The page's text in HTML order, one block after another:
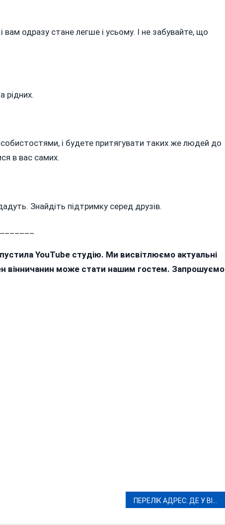
вам одразу стане легше і усьому. І не забувайте, що
рідних.
і будете притягувати таких же людей до
в вас самих.
Знайдіть підтримку серед друзів.
YouTube студію. Ми висвітлюємо актуальні
вінничанин може стати нашим гостем. Запрошуємо
ПЕРЕЛІК АДРЕС: ДЕ У ВІННИЦІ 9 КВІТНЯ НЕ БУДЕ ВОДИ ТА СВІТЛА